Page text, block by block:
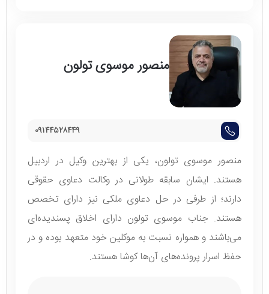
منصور موسوی تولون
منصور موسوی تولون، یکی از بهترین وکیل در اردبیل
هستند. ایشان سابقه طولانی در وکالت دعاوی حقوقی
دارند؛ از طرفی در حل دعاوی ملکی نیز دارای تخصص
هستند. جناب موسوی تولون دارای اخلاق پسندیده‌ای
می‌باشند و همواره نسبت به موکلین خود متعهد بوده و در
حفظ اسرار پرونده‌های آن‌ها کوشا هستند.